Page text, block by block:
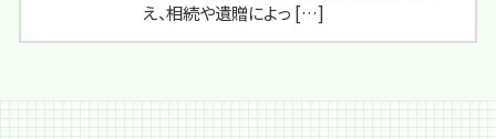
え、相続や遺贈によっ […]